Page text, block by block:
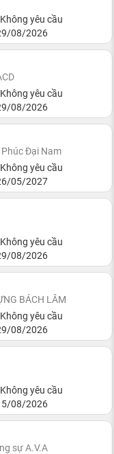
yêu cầu
08/2026
yêu cầu
08/2026
Phúc Đại Nam
yêu cầu
05/2027
yêu cầu
08/2026
BÁCH LÂM
yêu cầu
08/2026
yêu cầu
08/2026
sự A.V.A